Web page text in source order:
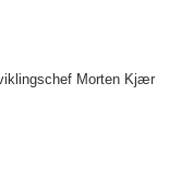
Morten Kjær